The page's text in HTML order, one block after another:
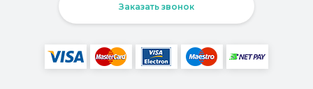
Заказать звонок